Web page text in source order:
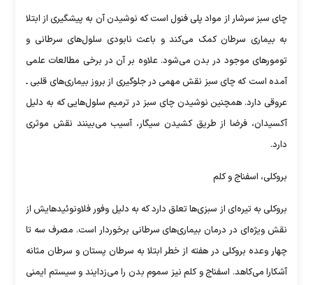
چای سبز سرشار از مواد پلی فنول است که نوشیدن آن به پیشگیری از ابتلا
به بیماری سرطان کمک می‌کند و باعث نابودی سلول‌های سرطانی و
تومور‌های موجود در بدن می‌شود. علاوه بر آن در برخی مطالعات علمی
آمده است که چای سبز نقش مهمی در جلوگیری از بروز بیماری‌های قلبی ـ
عروقی دارد. همچنین نوشیدن چای سبز در ترمیم سلول‌هایی که به دلیل
آکسیدان، فرضا از طریق کشیدن سیگار، آسیب می‌بینند نقش موثری
دارد.
بروکلی، اسفناج و کلم
بروکلی به تیره‌ای از سبزی‌ها تعلق دارد که به دلیل وفور فلاونوئیدهایش از
نقش ویژه‌ای در درمان بیماری‌های سرطانی برخوردار است. مصرف سه تا
چهار وعده بروکلی در هفته از خطر ابتلا به سرطان پستان و سرطان مثانه
آشکارا می‌کاهد. اسفناج و کلم نیز سموم بدن را می‌زدایند و سیستم ایمنی